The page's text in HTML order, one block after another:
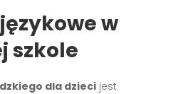
w
szkole
dla dzieci jest